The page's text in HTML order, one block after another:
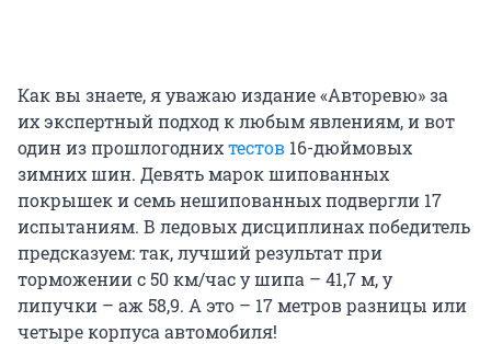
Как вы знаете, я уважаю издание «Авторевю» за
их экспертный подход к любым явлениям, и вот
один из прошлогоднихтестов 16-дюймовых
зимних шин. Девять марок шипованных
покрышек и семь нешипованных подвергли 17
испытаниям. В ледовых дисциплинах победитель
предсказуем: так, лучший результат при
торможении с 50 км/час у шипа – 41,7 м, у
липучки – аж 58,9. А это – 17 метров разницы или
четыре корпуса автомобиля!